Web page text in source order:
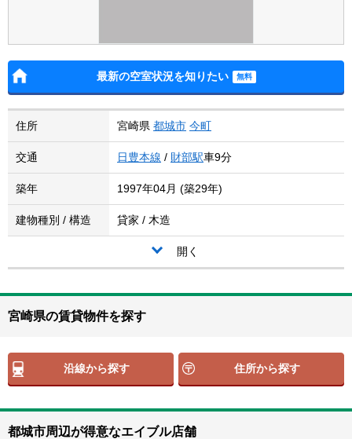
最新の空室状況を知りたい
住所 宮崎県 都城市 今町
交通 日豊本線 / 財部駅車9分
築年 1997年04月 (築29年)
建物種別 / 構造 貸家 / 木造
開く
宮崎県の賃貸物件を探す
沿線から探す 住所から探す
都城市周辺が得意なエイブル店舗